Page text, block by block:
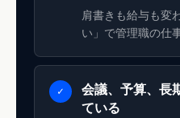
肩書きも給与も変
い」で管理職の仕
✓
会議、予算、長
ている